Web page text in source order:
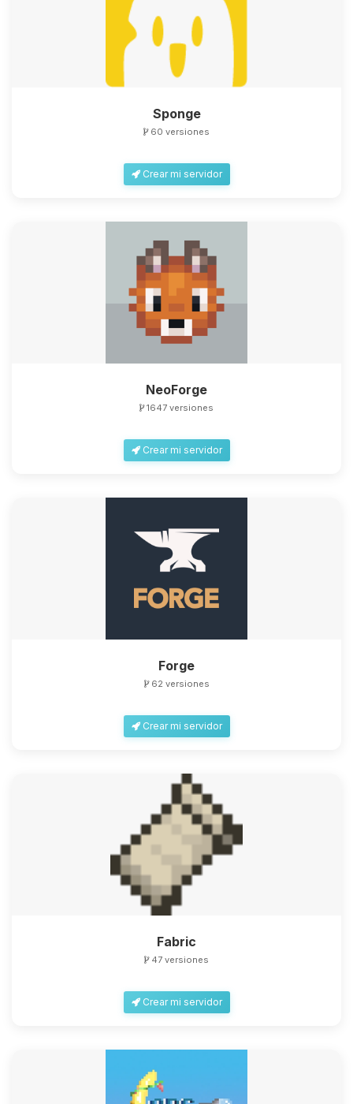
Sponge
60 versiones
Crear mi servidor
NeoForge
1647 versiones
Crear mi servidor
Forge
62 versiones
Crear mi servidor
Fabric
47 versiones
Crear mi servidor